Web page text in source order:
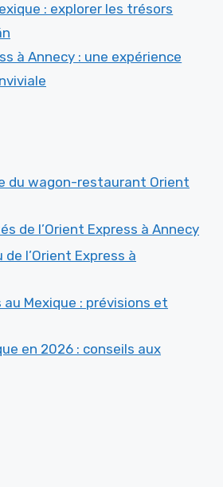
: explorer les trésors
à Annecy : une expérience
du wagon-restaurant Orient
de l’Orient Express à Annecy
l’Orient Express à
Mexique : prévisions et
en 2026 : conseils aux